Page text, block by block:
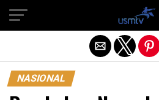
NASIONAL
Exit mobile